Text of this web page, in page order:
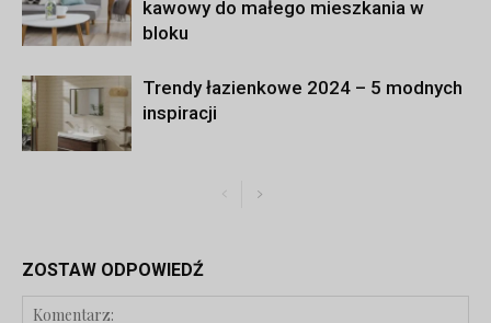
kawowy do małego mieszkania w
bloku
Trendy łazienkowe 2024 – 5 modnych
inspiracji
ZOSTAW ODPOWIEDŹ